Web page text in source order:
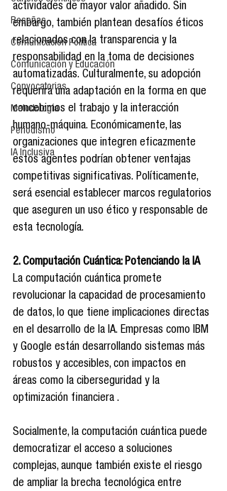
Reseñas
Comunicación Política
Comunicación y Educación
Convocatorias
Metodología
Periodismo
IA Inclusiva
actividades de mayor valor añadido. Sin
embargo, también plantean desafíos éticos
relacionados con la transparencia y la
responsabilidad en la toma de decisiones
automatizadas. Culturalmente, su adopción
requerirá una adaptación en la forma en que
concebimos el trabajo y la interacción
humano-máquina. Económicamente, las
organizaciones que integren eficazmente
estos agentes podrían obtener ventajas
competitivas significativas. Políticamente,
será esencial establecer marcos regulatorios
que aseguren un uso ético y responsable de
esta tecnología.
2. Computación Cuántica: Potenciando la IA
La computación cuántica promete
revolucionar la capacidad de procesamiento
de datos, lo que tiene implicaciones directas
en el desarrollo de la IA. Empresas como IBM
y Google están desarrollando sistemas más
robustos y accesibles, con impactos en
áreas como la ciberseguridad y la
optimización financiera .
Socialmente, la computación cuántica puede
democratizar el acceso a soluciones
complejas, aunque también existe el riesgo
de ampliar la brecha tecnológica entre